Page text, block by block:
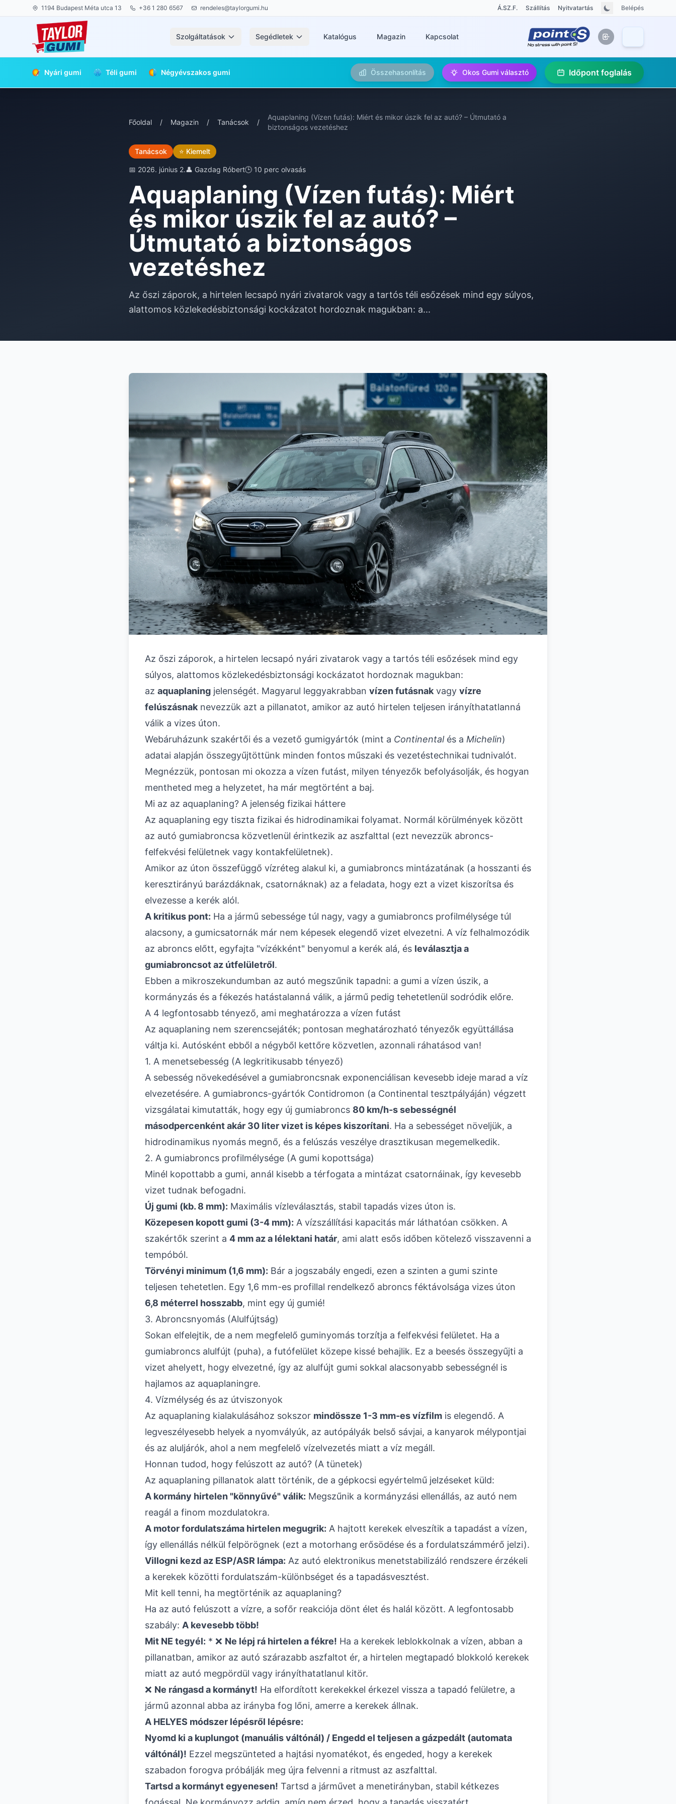
1194 Budapest Méta utca 13 +36 1 280 6567 rendeles@taylorgumi.hu Á.SZ.F. Szállítás Nyitvatartás Belépés
Szolgáltatások Segédletek Katalógus Magazin Kapcsolat
Nyári gumi Téli gumi Négyévszakos gumi Összehasonlítás Okos Gumi választó Időpont foglalás
Főoldal / Magazin / Tanácsok /
Aquaplaning (Vízen futás): Miért és mikor úszik fel az autó? – Útmutató a
biztonságos vezetéshez
Tanácsok ⭐ Kiemelt
📅 2026. június 2.👤 Gazdag Róbert🕒 10 perc olvasás
Aquaplaning (Vízen futás): Miért
és mikor úszik fel az autó? –
Útmutató a biztonságos
vezetéshez
Az őszi záporok, a hirtelen lecsapó nyári zivatarok vagy a tartós téli esőzések mind egy súlyos,
alattomos közlekedésbiztonsági kockázatot hordoznak magukban: a...
Az őszi záporok, a hirtelen lecsapó nyári zivatarok vagy a tartós téli esőzések mind egy
súlyos, alattomos közlekedésbiztonsági kockázatot hordoznak magukban:
az aquaplaning jelenségét. Magyarul leggyakrabban vízen futásnak vagy vízre
felúszásnak nevezzük azt a pillanatot, amikor az autó hirtelen teljesen irányíthatatlanná
válik a vizes úton.
Webáruházunk szakértői és a vezető gumigyártók (mint a Continentalés a Michelin)
adatai alapján összegyűjtöttünk minden fontos műszaki és vezetéstechnikai tudnivalót.
Megnézzük, pontosan mi okozza a vízen futást, milyen tényezők befolyásolják, és hogyan
mentheted meg a helyzetet, ha már megtörtént a baj.
Mi az az aquaplaning? A jelenség fizikai háttere
Az aquaplaning egy tiszta fizikai és hidrodinamikai folyamat. Normál körülmények között
az autó gumiabroncsa közvetlenül érintkezik az aszfalttal (ezt nevezzük abroncs-
felfekvési felületnek vagy kontakfelületnek).
Amikor az úton összefüggő vízréteg alakul ki, a gumiabroncs mintázatának (a hosszanti és
keresztirányú barázdáknak, csatornáknak) az a feladata, hogy ezt a vizet kiszorítsa és
elvezesse a kerék alól.
A kritikus pont: Ha a jármű sebessége túl nagy, vagy a gumiabroncs profilmélysége túl
alacsony, a gumicsatornák már nem képesek elegendő vizet elvezetni. A víz felhalmozódik
az abroncs előtt, egyfajta "vízékként" benyomul a kerék alá, és leválasztja a
gumiabroncsot az útfelületről.
Ebben a mikroszekundumban az autó megszűnik tapadni: a gumi a vízen úszik, a
kormányzás és a fékezés hatástalanná válik, a jármű pedig tehetetlenül sodródik előre.
A 4 legfontosabb tényező, ami meghatározza a vízen futást
Az aquaplaning nem szerencsejáték; pontosan meghatározható tényezők együttállása
váltja ki. Autósként ebből a négyből kettőre közvetlen, azonnali ráhatásod van!
1. A menetsebesség (A legkritikusabb tényező)
A sebesség növekedésével a gumiabroncsnak exponenciálisan kevesebb ideje marad a víz
elvezetésére. A gumiabroncs-gyártók Contidromon (a Continental tesztpályáján) végzett
vizsgálatai kimutatták, hogy egy új gumiabroncs 80 km/h-s sebességnél
másodpercenként akár 30 liter vizet is képes kiszorítani. Ha a sebességet növeljük, a
hidrodinamikus nyomás megnő, és a felúszás veszélye drasztikusan megemelkedik.
2. A gumiabroncs profilmélysége (A gumi kopottsága)
Minél kopottabb a gumi, annál kisebb a térfogata a mintázat csatornáinak, így kevesebb
vizet tudnak befogadni.
Új gumi (kb. 8 mm): Maximális vízleválasztás, stabil tapadás vizes úton is.
Közepesen kopott gumi (3-4 mm): A vízszállítási kapacitás már láthatóan csökken. A
szakértők szerint a 4 mm az a lélektani határ, ami alatt esős időben kötelező visszavenni a
tempóból.
Törvényi minimum (1,6 mm): Bár a jogszabály engedi, ezen a szinten a gumi szinte
teljesen tehetetlen. Egy 1,6 mm-es profillal rendelkező abroncs féktávolsága vizes úton
6,8 méterrel hosszabb, mint egy új gumié!
3. Abroncsnyomás (Alulfújtság)
Sokan elfelejtik, de a nem megfelelő guminyomás torzítja a felfekvési felületet. Ha a
gumiabroncs alulfújt (puha), a futófelület közepe kissé behajlik. Ez a beesés összegyűjti a
vizet ahelyett, hogy elvezetné, így az alulfújt gumi sokkal alacsonyabb sebességnél is
hajlamos az aquaplaningre.
4. Vízmélység és az útviszonyok
Az aquaplaning kialakulásához sokszor mindössze 1-3 mm-es vízfilm is elegendő. A
legveszélyesebb helyek a nyomvályúk, az autópályák belső sávjai, a kanyarok mélypontjai
és az aluljárók, ahol a nem megfelelő vízelvezetés miatt a víz megáll.
Honnan tudod, hogy felúszott az autó? (A tünetek)
Az aquaplaning pillanatok alatt történik, de a gépkocsi egyértelmű jelzéseket küld:
A kormány hirtelen "könnyűvé" válik: Megszűnik a kormányzási ellenállás, az autó nem
reagál a finom mozdulatokra.
A motor fordulatszáma hirtelen megugrik: A hajtott kerekek elveszítik a tapadást a vízen,
így ellenállás nélkül felpörögnek (ezt a motorhang erősödése és a fordulatszámmérő jelzi).
Villogni kezd az ESP/ASR lámpa: Az autó elektronikus menetstabilizáló rendszere érzékeli
a kerekek közötti fordulatszám-különbséget és a tapadásvesztést.
Mit kell tenni, ha megtörténik az aquaplaning?
Ha az autó felúszott a vízre, a sofőr reakciója dönt élet és halál között. A legfontosabb
szabály: A kevesebb több!
Mit NE tegyél: * ❌ Ne lépj rá hirtelen a fékre! Ha a kerekek leblokkolnak a vízen, abban a
pillanatban, amikor az autó szárazabb aszfaltot ér, a hirtelen megtapadó blokkoló kerekek
miatt az autó megpördül vagy irányíthatatlanul kitör.
❌ Ne rángasd a kormányt! Ha elfordított kerekekkel érkezel vissza a tapadó felületre, a
jármű azonnal abba az irányba fog lőni, amerre a kerekek állnak.
A HELYES módszer lépésről lépésre:
Nyomd ki a kuplungot (manuális váltónál) / Engedd el teljesen a gázpedált (automata
váltónál)! Ezzel megszünteted a hajtási nyomatékot, és engeded, hogy a kerekek
szabadon forogva próbálják meg újra felvenni a ritmust az aszfalttal.
Tartsd a kormányt egyenesen! Tartsd a járművet a menetirányban, stabil kétkezes